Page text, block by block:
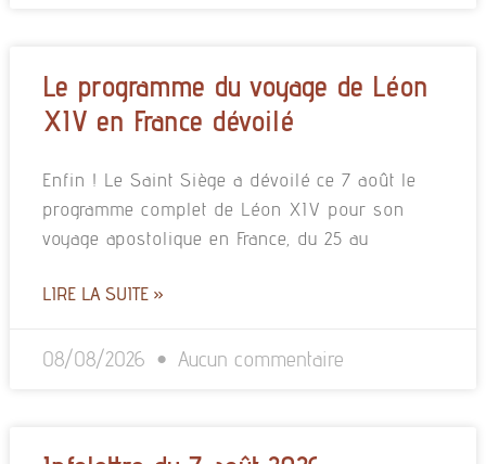
Le programme du voyage de Léon
XIV en France dévoilé
Enfin ! Le Saint Siège a dévoilé ce 7 août le
programme complet de Léon XIV pour son
voyage apostolique en France, du 25 au
LIRE LA SUITE »
08/08/2026 Aucun commentaire